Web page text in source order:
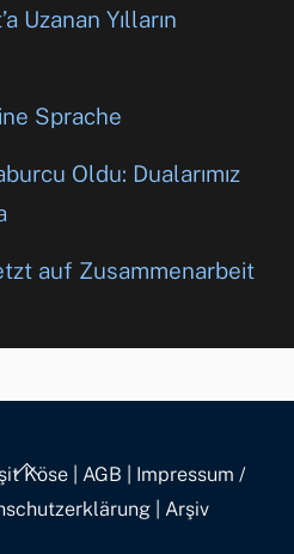
Uzanan Yılların
Sprache
Oldu: Dualarımız
auf Zusammenarbeit
Back
To
Köse| AGB
Impressum /
| Arşiv